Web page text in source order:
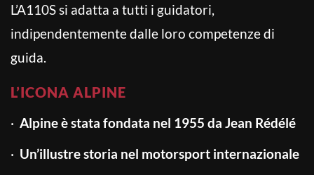
L’A110S si adatta a tutti i guidatori,
indipendentemente dalle loro competenze di
guida.
L’ICONA ALPINE
· Alpine è stata fondata nel 1955 da Jean Rédélé
· Un’illustre storia nel motorsport internazionale